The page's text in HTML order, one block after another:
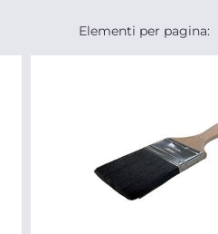
Elementi per pagina: